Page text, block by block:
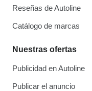
Reseñas de Autoline
Catálogo de marcas
Nuestras ofertas
Publicidad en Autoline
Publicar el anuncio